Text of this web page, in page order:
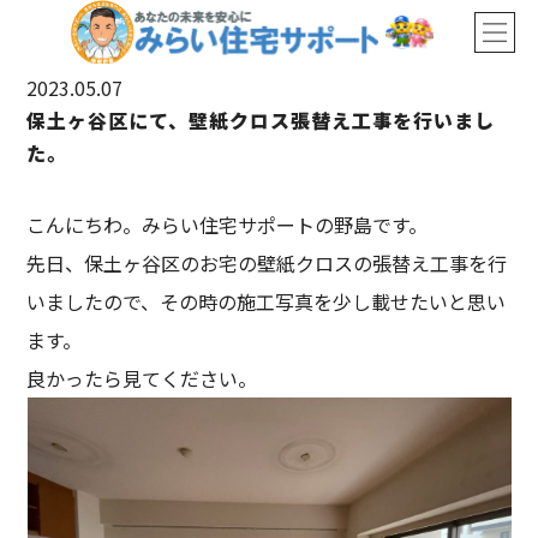
2023.05.07
保土ヶ谷区にて、壁紙クロス張替え工事を行いまし
た。
こんにちわ。みらい住宅サポートの野島です。
先日、保土ヶ谷区のお宅の壁紙クロスの張替え工事を行
いましたので、その時の施工写真を少し載せたいと思い
ます。
良かったら見てください。